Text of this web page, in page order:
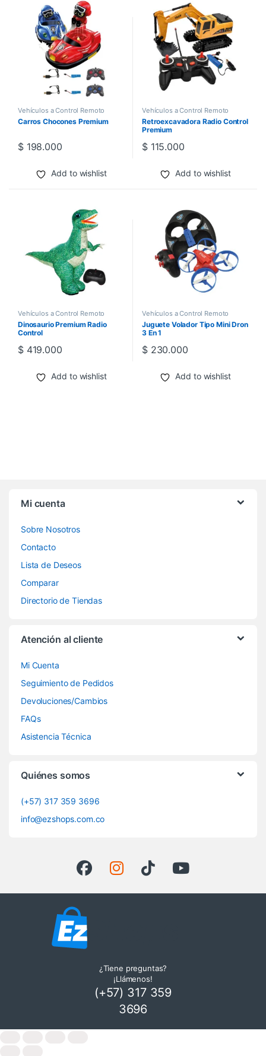
Vehículos a Control Remoto
Carros Chocones Premium
$198.000
Add to wishlist
Vehículos a Control Remoto
Retroexcavadora Radio Control
Premium
$115.000
Add to wishlist
Vehículos a Control Remoto
Dinosaurio Premium Radio
Control
$419.000
Add to wishlist
Vehículos a Control Remoto
Juguete Volador Tipo Mini Dron
3 En 1
$230.000
Add to wishlist
Mi cuenta
Sobre Nosotros
Contacto
Lista de Deseos
Comparar
Directorio de Tiendas
Atención al cliente
Mi Cuenta
Seguimiento de Pedidos
Devoluciones/Cambios
FAQs
Asistencia Técnica
Quiénes somos
(+57) 317 359 3696
info@ezshops.com.co
¿Tiene preguntas?
¡Llámenos!
(+57) 317 359
3696